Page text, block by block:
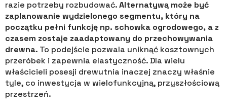
razie potrzeby rozbudować.Alternatywą może być
zaplanowanie wydzielonego segmentu, który na
początku pełni funkcję np. schowka ogrodowego, a z
czasem zostaje zaadaptowany do przechowywania
drewna. To podejście pozwala uniknąć kosztownych
przeróbek i zapewnia elastyczność. Dla wielu
właścicieli posesji drewutnia inaczej znaczy właśnie
tyle, co inwestycja w wielofunkcyjną, przyszłościową
przestrzeń.